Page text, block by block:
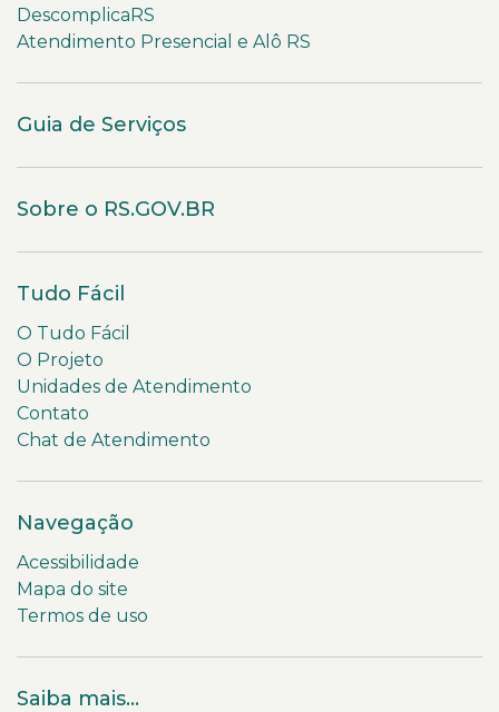
DescomplicaRS
Atendimento Presencial e Alô RS
Guia de Serviços
Sobre o RS.GOV.BR
Tudo Fácil
O Tudo Fácil
O Projeto
Unidades de Atendimento
Contato
Chat de Atendimento
Navegação
Acessibilidade
Mapa do site
Termos de uso
Saiba mais...